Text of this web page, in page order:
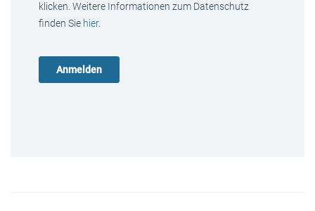
klicken. Weitere Informationen zum Datenschutz
finden Sie hier.